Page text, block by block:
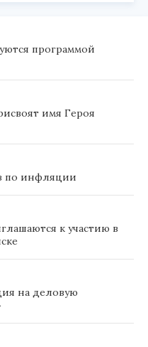
программой
имя Героя
по инфляции
к участию в
на деловую